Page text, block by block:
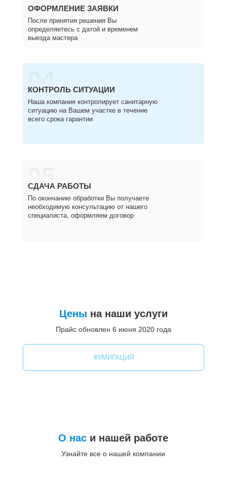
ОФОРМЛЕНИЕ ЗАЯВКИ
После принятия решения Вы
определяетесь с датой и временем
выезда мастера
04
КОНТРОЛЬ СИТУАЦИИ
Наша компания контролирует санитарную
ситуацию на Вашем участке в течение
всего срока гарантии
05
СДАЧА РАБОТЫ
По окончанию обработки Вы получаете
необходимую консультацию от нашего
специалиста, оформляем договор
Цены на наши услуги
Прайс обновлен 6 июня 2020 года
ФУМИГАЦИЯ
О нас и нашей работе
Узнайте все о нашей компании